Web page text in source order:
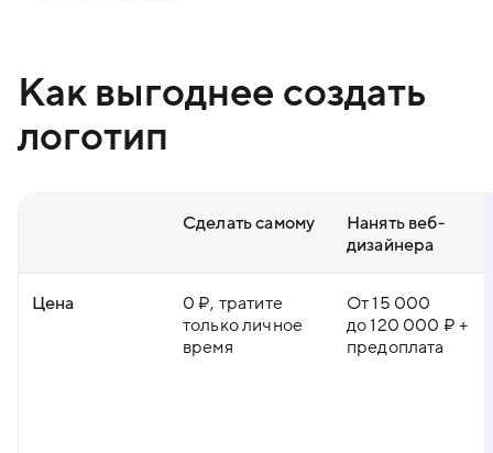
Как выгоднее создать
логотип
Сделать самому
Нанять веб-
дизайнера
Цена
0 ₽, тратите
только личное
время
От 15 000
до 120 000 ₽ +
предоплата